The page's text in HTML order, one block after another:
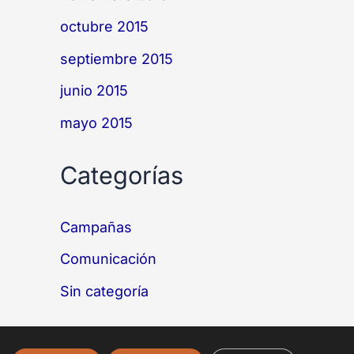
octubre 2015
septiembre 2015
junio 2015
mayo 2015
Categorías
Campañas
Comunicación
Sin categoría